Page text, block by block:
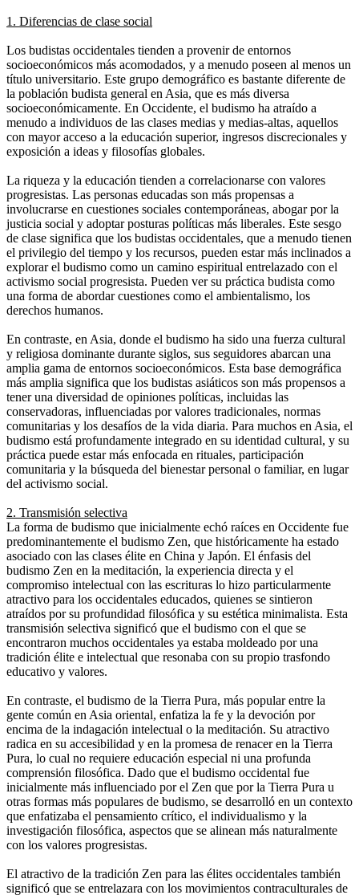
1. Diferencias de clase social
Los budistas occidentales tienden a provenir de entornos
socioeconómicos más acomodados, y a menudo poseen al menos un
título universitario. Este grupo demográfico es bastante diferente de
la población budista general en Asia, que es más diversa
socioeconómicamente. En Occidente, el budismo ha atraído a
menudo a individuos de las clases medias y medias-altas, aquellos
con mayor acceso a la educación superior, ingresos discrecionales y
exposición a ideas y filosofías globales.
La riqueza y la educación tienden a correlacionarse con valores
progresistas. Las personas educadas son más propensas a
involucrarse en cuestiones sociales contemporáneas, abogar por la
justicia social y adoptar posturas políticas más liberales. Este sesgo
de clase significa que los budistas occidentales, que a menudo tienen
el privilegio del tiempo y los recursos, pueden estar más inclinados a
explorar el budismo como un camino espiritual entrelazado con el
activismo social progresista. Pueden ver su práctica budista como
una forma de abordar cuestiones como el ambientalismo, los
derechos humanos.
En contraste, en Asia, donde el budismo ha sido una fuerza cultural
y religiosa dominante durante siglos, sus seguidores abarcan una
amplia gama de entornos socioeconómicos. Esta base demográfica
más amplia significa que los budistas asiáticos son más propensos a
tener una diversidad de opiniones políticas, incluidas las
conservadoras, influenciadas por valores tradicionales, normas
comunitarias y los desafíos de la vida diaria. Para muchos en Asia, el
budismo está profundamente integrado en su identidad cultural, y su
práctica puede estar más enfocada en rituales, participación
comunitaria y la búsqueda del bienestar personal o familiar, en lugar
del activismo social.
2. Transmisión selectiva
La forma de budismo que inicialmente echó raíces en Occidente fue
predominantemente el budismo Zen, que históricamente ha estado
asociado con las clases élite en China y Japón. El énfasis del
budismo Zen en la meditación, la experiencia directa y el
compromiso intelectual con las escrituras lo hizo particularmente
atractivo para los occidentales educados, quienes se sintieron
atraídos por su profundidad filosófica y su estética minimalista. Esta
transmisión selectiva significó que el budismo con el que se
encontraron muchos occidentales ya estaba moldeado por una
tradición élite e intelectual que resonaba con su propio trasfondo
educativo y valores.
En contraste, el budismo de la Tierra Pura, más popular entre la
gente común en Asia oriental, enfatiza la fe y la devoción por
encima de la indagación intelectual o la meditación. Su atractivo
radica en su accesibilidad y en la promesa de renacer en la Tierra
Pura, lo cual no requiere educación especial ni una profunda
comprensión filosófica. Dado que el budismo occidental fue
inicialmente más influenciado por el Zen que por la Tierra Pura u
otras formas más populares de budismo, se desarrolló en un contexto
que enfatizaba el pensamiento crítico, el individualismo y la
investigación filosófica, aspectos que se alinean más naturalmente
con los valores progresistas.
El atractivo de la tradición Zen para las élites occidentales también
significó que se entrelazara con los movimientos contraculturales de